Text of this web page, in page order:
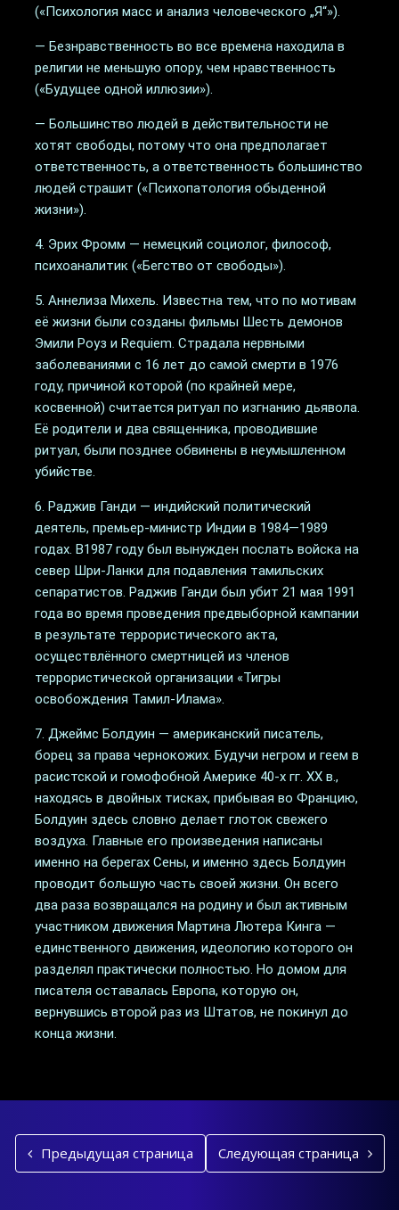
(«Психология масс и анализ человеческого „Я“»).
— Безнравственность во все времена находила в
религии не меньшую опору, чем нравственность
(«Будущее одной иллюзии»).
— Большинство людей в действительности не
хотят свободы, потому что она предполагает
ответственность, а ответственность большинство
людей страшит («Психопатология обыденной
жизни»).
4. Эрих Фромм — немецкий социолог, философ,
психоаналитик («Бегство от свободы»).
5. Аннелиза Михель. Известна тем, что по мотивам
её жизни были созданы фильмы Шесть демонов
Эмили Роуз и Requiem. Страдала нервными
заболеваниями с 16 лет до самой смерти в 1976
году, причиной которой (по крайней мере,
косвенной) считается ритуал по изгнанию дьявола.
Её родители и два священника, проводившие
ритуал, были позднее обвинены в неумышленном
убийстве.
6. Раджив Ганди — индийский политический
деятель, премьер-министр Индии в 1984—1989
годах. В1987 году был вынужден послать войска на
север Шри-Ланки для подавления тамильских
сепаратистов. Раджив Ганди был убит 21 мая 1991
года во время проведения предвыборной кампании
в результате террористического акта,
осуществлённого смертницей из членов
террористической организации «Тигры
освобождения Тамил-Илама».
7. Джеймс Болдуин — американский писатель,
борец за права чернокожих. Будучи негром и геем в
расистской и гомофобной Америке 40-х гг. XX в.,
находясь в двойных тисках, прибывая во Францию,
Болдуин здесь словно делает глоток свежего
воздуха. Главные его произведения написаны
именно на берегах Сены, и именно здесь Болдуин
проводит большую часть своей жизни. Он всего
два раза возвращался на родину и был активным
участником движения Мартина Лютера Кинга —
единственного движения, идеологию которого он
разделял практически полностью. Но домом для
писателя оставалась Европа, которую он,
вернувшись второй раз из Штатов, не покинул до
конца жизни.
Предыдущая страница Следующая страница